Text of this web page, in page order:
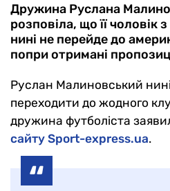
Дружина Руслана
розповіла, що її чоловік
нині не перейде до
попри отримані
Руслан Малиновський
переходити до жодного
дружина футболіста
сайту Sport-express.ua.